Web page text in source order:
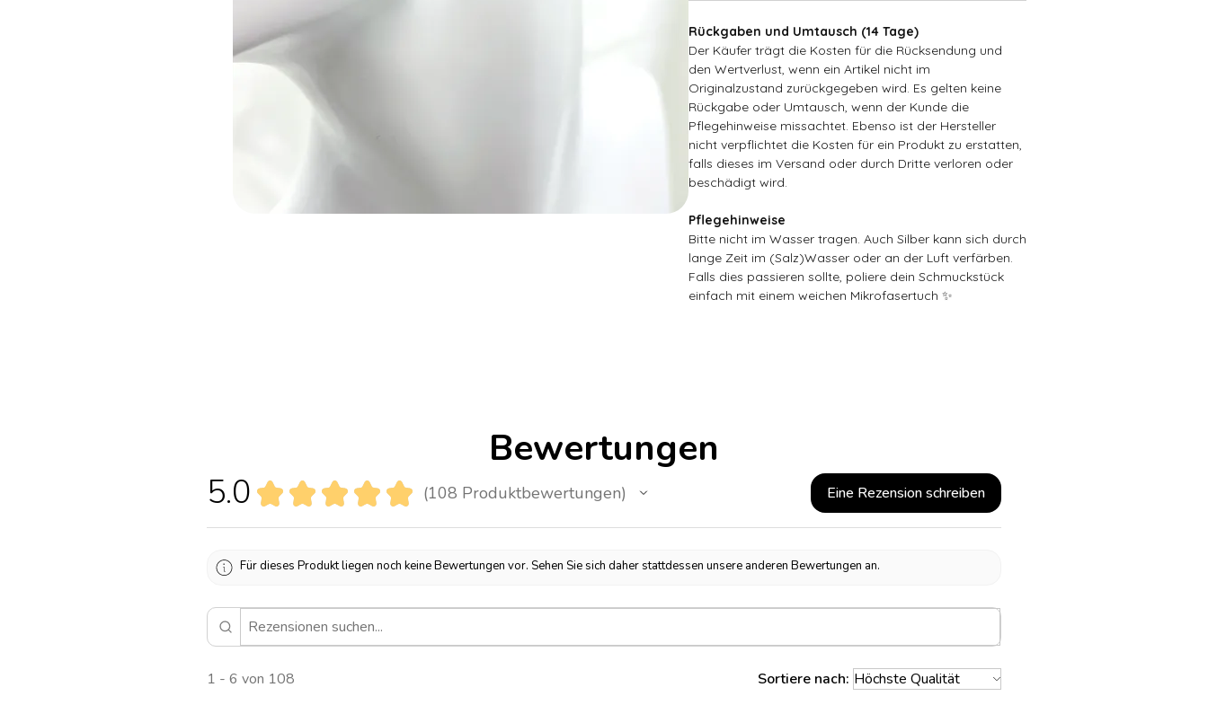
Rückgaben und Umtausch (14 Tage)
Der Käufer trägt die Kosten für die Rücksendung und
den Wertverlust, wenn ein Artikel nicht im
Originalzustand zurückgegeben wird. Es gelten keine
Rückgabe oder Umtausch, wenn der Kunde die
Pflegehinweise missachtet. Ebenso ist der Hersteller
nicht verpflichtet die Kosten für ein Produkt zu erstatten,
falls dieses im Versand oder durch Dritte verloren oder
beschädigt wird.
Pflegehinweise
Bitte nicht im Wasser tragen. Auch Silber kann sich durch
lange Zeit im (Salz)Wasser oder an der Luft verfärben.
Falls dies passieren sollte, poliere dein Schmuckstück
einfach mit einem weichen Mikrofasertuch ✨
Bewertungen
5.0 ★ ★ ★ ★ ★ 108 Produktbewertungen
108 Eine Rezension schreiben
Für dieses Produkt liegen noch keine Bewertungen vor. Sehen Sie sich daher stattdessen unsere anderen Bewertungen an.
1 - 6 von 108 Sortiere nach: